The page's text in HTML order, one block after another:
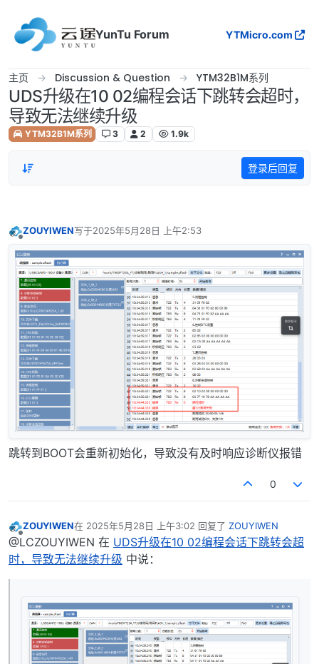
YunTu Forum
YTMicro.com
主页 Discussion & Question YTM32B1M系列
UDS升级在10 02编程会话下跳转会超时，
导致无法继续升级
YTM32B1M系列 3 2 1.9k
登录后回复
ZOUYIWEN写于2025年5月28日 上午2:53
最后由 编辑
跳转到BOOT会重新初始化，导致没有及时响应诊断仪报错
0
离线
ZOUYIWEN在 2025年5月28日 上午3:02 回复了 ZOUYIWEN
最后由 编辑
@LCZOUYIWEN 在 UDS升级在10 02编程会话下跳转会超
时，导致无法继续升级 中说：